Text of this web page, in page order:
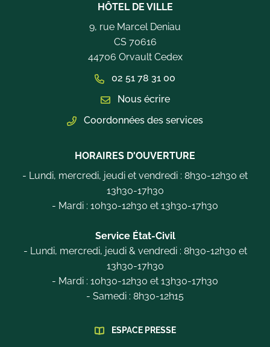
HÔTEL DE VILLE
9, rue Marcel Deniau
CS 70616
44706 Orvault Cedex
02 51 78 31 00
Nous écrire
Coordonnées des services
HORAIRES D'OUVERTURE
- Lundi, mercredi, jeudi et vendredi : 8h30-12h30 et
13h30-17h30
- Mardi : 10h30-12h30 et 13h30-17h30
Service État-Civil
- Lundi, mercredi, jeudi & vendredi : 8h30-12h30 et
13h30-17h30
- Mardi : 10h30-12h30 et 13h30-17h30
- Samedi : 8h30-12h15
ESPACE PRESSE